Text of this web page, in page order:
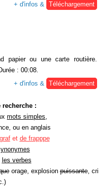
+ d'infos & Téléchargement
papier ou une carte routière.
: 00:08.
+ d'infos & Téléchargement
recherche :
mots simples,
ou en anglais
et de frapppe
les verbes
orage, explosionpuissante, cri